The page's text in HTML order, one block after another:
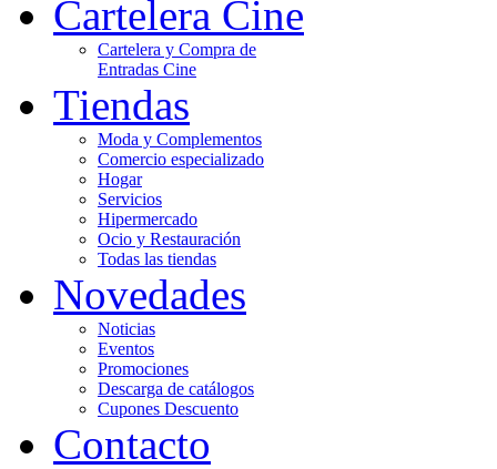
Cartelera Cine
Cartelera y Compra de
Entradas Cine
Tiendas
Moda y Complementos
Comercio especializado
Hogar
Servicios
Hipermercado
Ocio y Restauración
Todas las tiendas
Novedades
Noticias
Eventos
Promociones
Descarga de catálogos
Cupones Descuento
Contacto